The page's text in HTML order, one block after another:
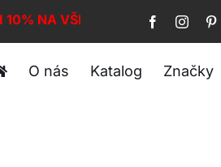
10% NA VŠE!
O nás Katalog Značky